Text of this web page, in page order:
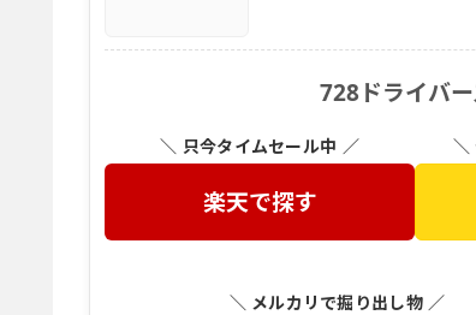
728ドライバ
＼ 只今タイムセール中 ／
楽天で探す
＼
＼ メルカリで掘り出し物 ／